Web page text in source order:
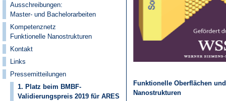
Ausschreibungen:
Master- und Bachelorarbeiten
Kompetenznetz
Funktionelle Nanostrukturen
Kontakt
Links
Pressemitteilungen
1. Platz beim BMBF-
Validierungspreis 2019 für ARES
Funktionelle Oberflächen
Nanostrukturen